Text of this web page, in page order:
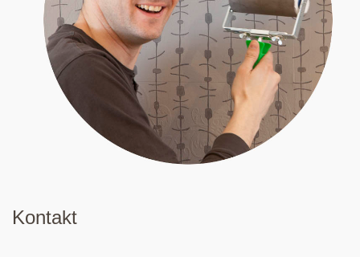
Kontakt